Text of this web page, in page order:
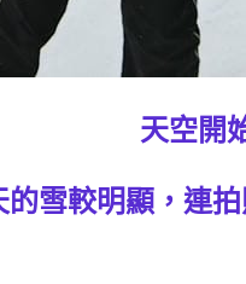
天空開
的雪較明顯，連